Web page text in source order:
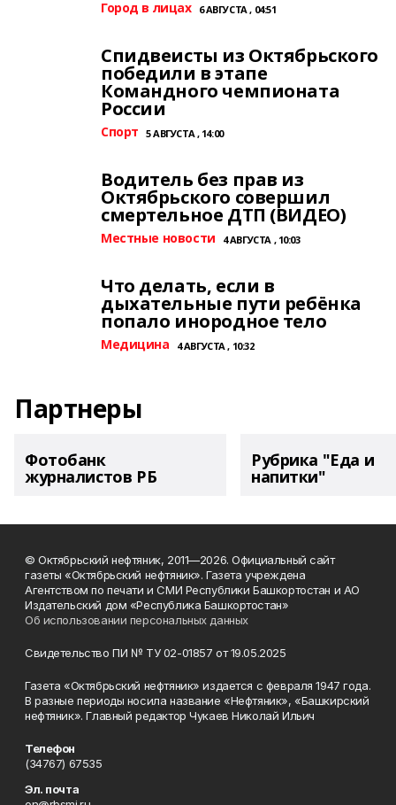
Город в лицах 6 АВГУСТА , 04:51
Спидвеисты из Октябрьского
победили в этапе
Командного чемпионата
России
Спорт 5 АВГУСТА , 14:00
Водитель без прав из
Октябрьского совершил
смертельное ДТП (ВИДЕО)
Местные новости 4 АВГУСТА , 10:03
Что делать, если в
дыхательные пути ребёнка
попало инородное тело
Медицина 4 АВГУСТА , 10:32
Партнеры
Фотобанк
журналистов РБ
Рубрика "Еда и
напитки"
© Октябрьский нефтяник, 2011—2026. Официальный сайт
газеты «Октябрьский нефтяник». Газета учреждена
Агентством по печати и СМИ Республики Башкортостан и АО
Издательский дом «Республика Башкортостан»
Об использовании персональных данных
Свидетельство ПИ № ТУ 02-01857 от 19.05.2025
Газета «Октябрьский нефтяник» издается с февраля 1947 года.
В разные периоды носила название «Нефтяник», «Башкирский
нефтяник». Главный редактор Чукаев Николай Ильич
Телефон
(34767) 67535
Эл. почта